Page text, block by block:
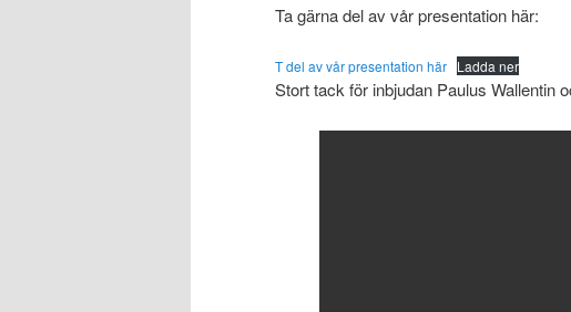
Ta gärna del av vår presentation här:
T del av vår presentation här Ladda ner
Stort tack för inbjudan Paulus Wallentin